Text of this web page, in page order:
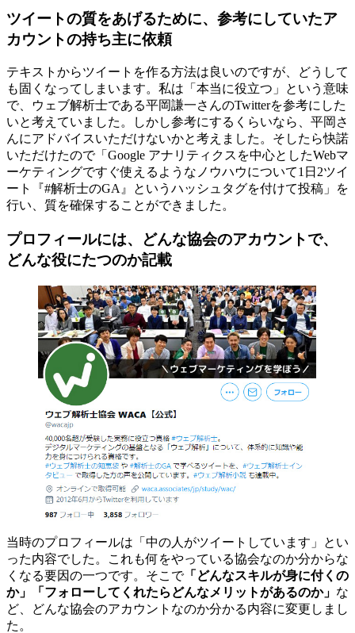
ツイートの質をあげるために、参考にしていたア
カウントの持ち主に依頼
テキストからツイートを作る方法は良いのですが、どうして
も固くなってしまいます。私は「本当に役立つ」という意味
で、ウェブ解析士である平岡謙一さんのTwitterを参考にした
いと考えていました。しかし参考にするくらいなら、平岡さ
んにアドバイスいただけないかと考えました。そしたら快諾
いただけたので「Google アナリティクスを中心としたWebマ
ーケティングですぐ使えるようなノウハウについて1日2ツイ
ート『#解析士のGA』というハッシュタグを付けて投稿」を
行い、質を確保することができました。
プロフィールには、どんな協会のアカウントで、
どんな役にたつのか記載
当時のプロフィールは「中の人がツイートしています」とい
った内容でした。これも何をやっている協会なのか分からな
くなる要因の一つです。そこで「どんなスキルが身に付くの
か」「フォローしてくれたらどんなメリットがあるのか」 な
ど、どんな協会のアカウントなのか分かる内容に変更しまし
た。